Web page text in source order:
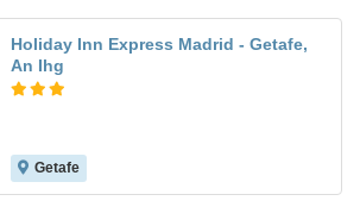
Holiday Inn Express Madrid - Getafe,
An Ihg
Getafe